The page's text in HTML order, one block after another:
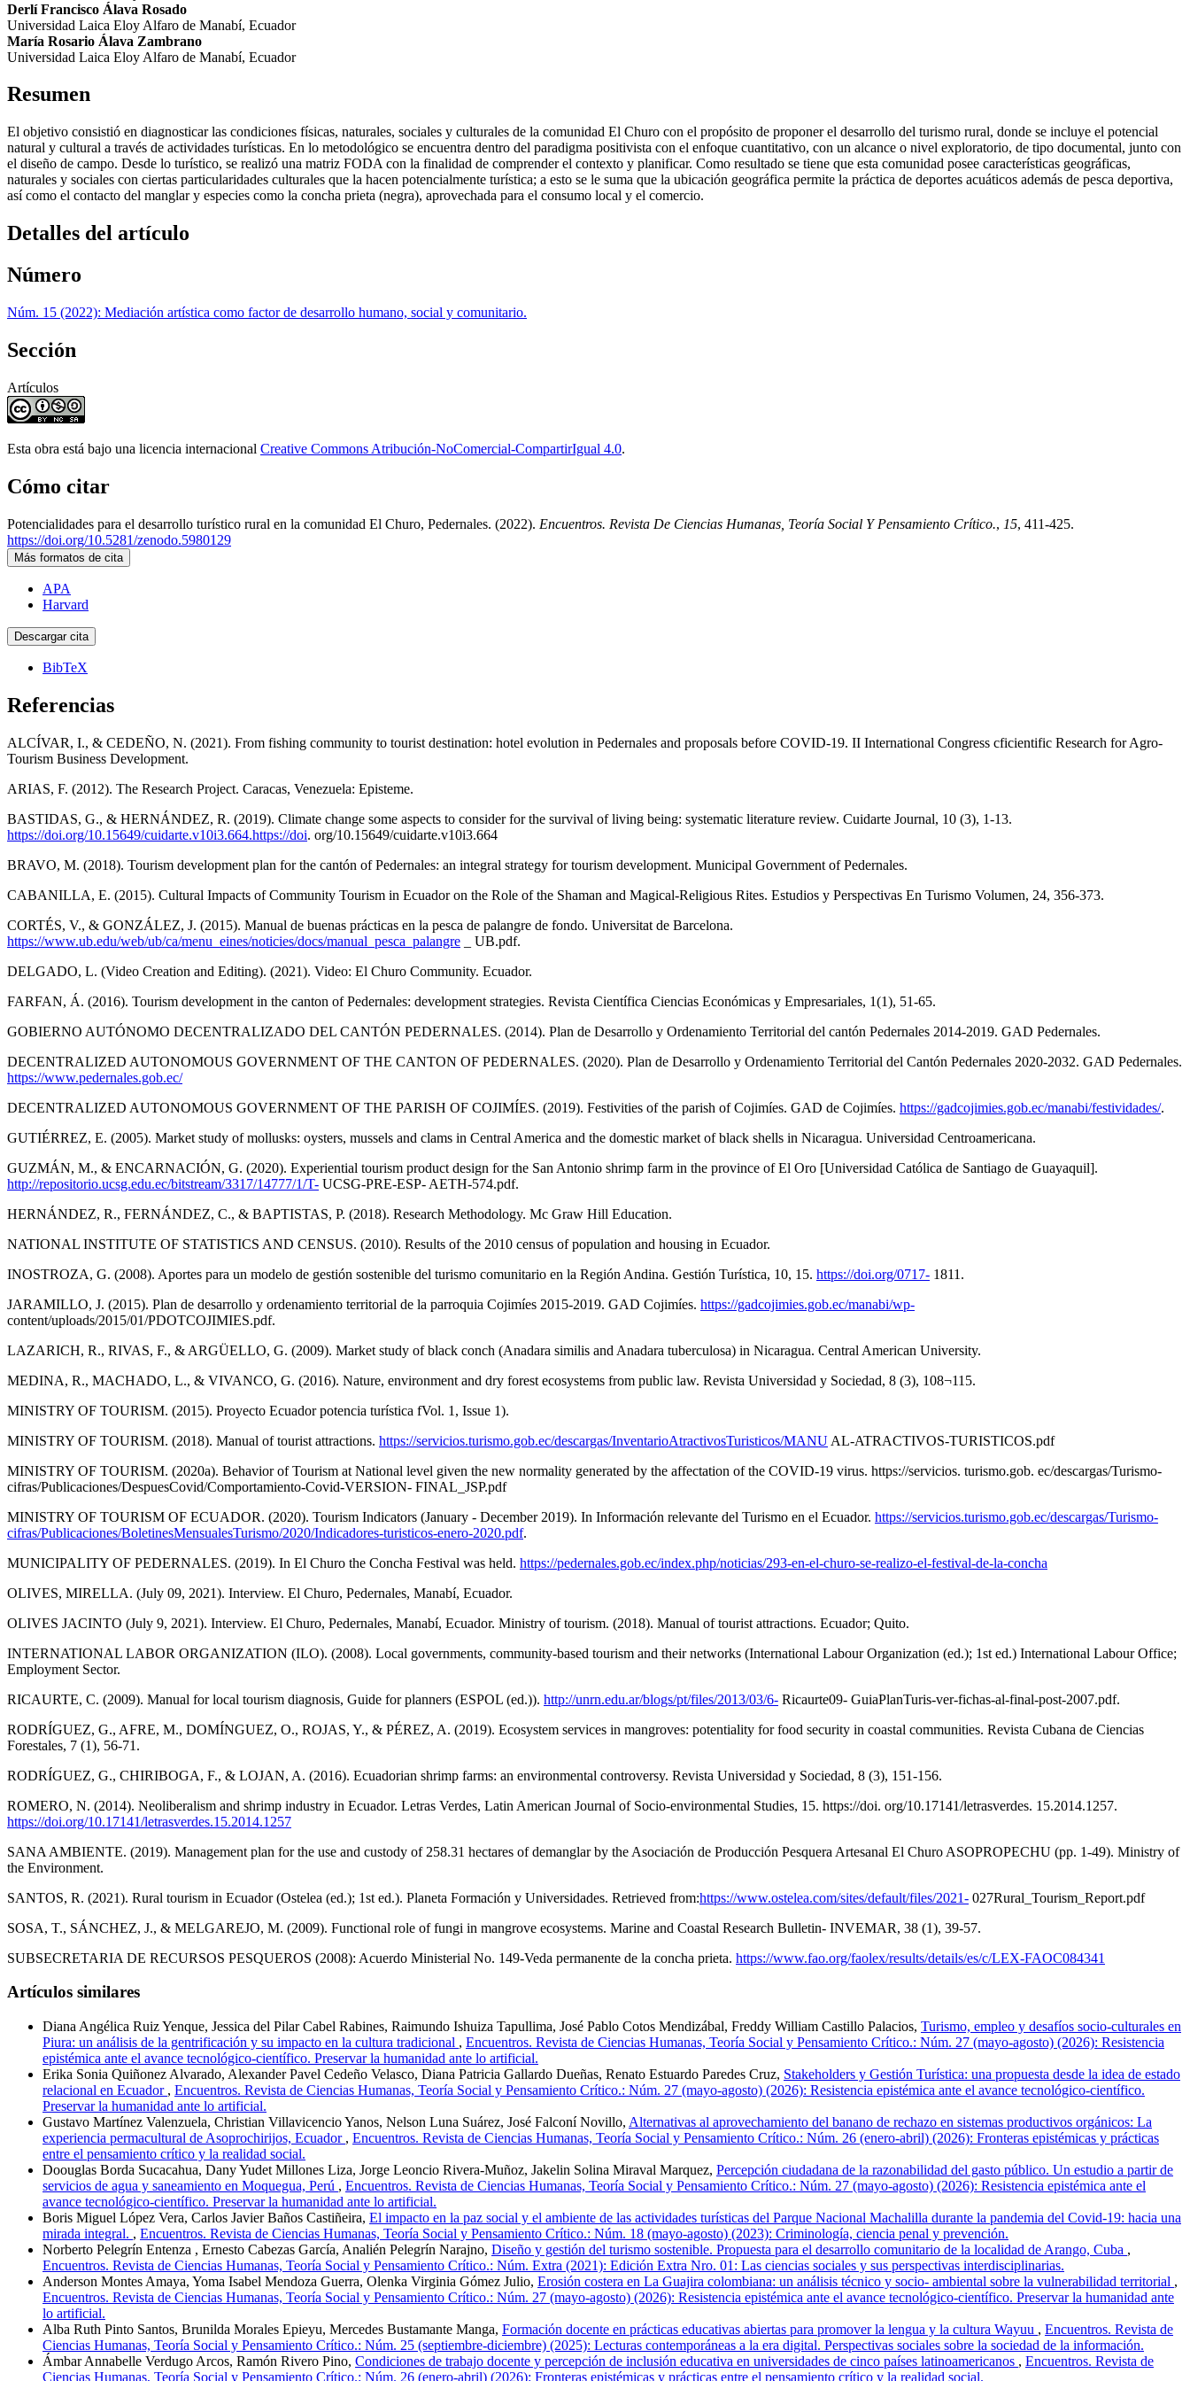
Derlí Francisco Álava Rosado
Universidad Laica Eloy Alfaro de Manabí, Ecuador
María Rosario Álava Zambrano
Universidad Laica Eloy Alfaro de Manabí, Ecuador
Resumen
El objetivo consistió en diagnosticar las condiciones físicas, naturales, sociales y culturales de la comunidad El Churo con el propósito de proponer el desarrollo del turismo rural, donde se incluye el potencial
natural y cultural a través de actividades turísticas. En lo metodológico se encuentra dentro del paradigma positivista con el enfoque cuantitativo, con un alcance o nivel exploratorio, de tipo documental, junto con
el diseño de campo. Desde lo turístico, se realizó una matriz FODA con la finalidad de comprender el contexto y planificar. Como resultado se tiene que esta comunidad posee características geográficas,
naturales y sociales con ciertas particularidades culturales que la hacen potencialmente turística; a esto se le suma que la ubicación geográfica permite la práctica de deportes acuáticos además de pesca deportiva,
así como el contacto del manglar y especies como la concha prieta (negra), aprovechada para el consumo local y el comercio.
Detalles del artículo
Número
Núm. 15 (2022): Mediación artística como factor de desarrollo humano, social y comunitario.
Sección
Artículos
Esta obra está bajo una licencia internacional Creative Commons Atribución-NoComercial-CompartirIgual 4.0.
Cómo citar
Potencialidades para el desarrollo turístico rural en la comunidad El Churo, Pedernales. (2022). Encuentros. Revista De Ciencias Humanas, Teoría Social Y Pensamiento Crítico., 15, 411-425.
https://doi.org/10.5281/zenodo.5980129
Más formatos de cita
APA
Harvard
Descargar cita
BibTeX
Referencias
ALCÍVAR, I., & CEDEÑO, N. (2021). From fishing community to tourist destination: hotel evolution in Pedernales and proposals before COVID-19. II International Congress cficientific Research for Agro-
Tourism Business Development.
ARIAS, F. (2012). The Research Project. Caracas, Venezuela: Episteme.
BASTIDAS, G., & HERNÁNDEZ, R. (2019). Climate change some aspects to consider for the survival of living being: systematic literature review. Cuidarte Journal, 10 (3), 1-13.
https://doi.org/10.15649/cuidarte.v10i3.664.https://doi. org/10.15649/cuidarte.v10i3.664
BRAVO, M. (2018). Tourism development plan for the cantón of Pedernales: an integral strategy for tourism development. Municipal Government of Pedernales.
CABANILLA, E. (2015). Cultural Impacts of Community Tourism in Ecuador on the Role of the Shaman and Magical-Religious Rites. Estudios y Perspectivas En Turismo Volumen, 24, 356-373.
CORTÉS, V., & GONZÁLEZ, J. (2015). Manual de buenas prácticas en la pesca de palangre de fondo. Universitat de Barcelona.
https://www.ub.edu/web/ub/ca/menu_eines/noticies/docs/manual_pesca_palangre _ UB.pdf.
DELGADO, L. (Video Creation and Editing). (2021). Video: El Churo Community. Ecuador.
FARFAN, Á. (2016). Tourism development in the canton of Pedernales: development strategies. Revista Científica Ciencias Económicas y Empresariales, 1(1), 51-65.
GOBIERNO AUTÓNOMO DECENTRALIZADO DEL CANTÓN PEDERNALES. (2014). Plan de Desarrollo y Ordenamiento Territorial del cantón Pedernales 2014-2019. GAD Pedernales.
DECENTRALIZED AUTONOMOUS GOVERNMENT OF THE CANTON OF PEDERNALES. (2020). Plan de Desarrollo y Ordenamiento Territorial del Cantón Pedernales 2020-2032. GAD Pedernales.
https://www.pedernales.gob.ec/
DECENTRALIZED AUTONOMOUS GOVERNMENT OF THE PARISH OF COJIMÍES. (2019). Festivities of the parish of Cojimíes. GAD de Cojimíes. https://gadcojimies.gob.ec/manabi/festividades/.
GUTIÉRREZ, E. (2005). Market study of mollusks: oysters, mussels and clams in Central America and the domestic market of black shells in Nicaragua. Universidad Centroamericana.
GUZMÁN, M., & ENCARNACIÓN, G. (2020). Experiential tourism product design for the San Antonio shrimp farm in the province of El Oro [Universidad Católica de Santiago de Guayaquil].
http://repositorio.ucsg.edu.ec/bitstream/3317/14777/1/T- UCSG-PRE-ESP- AETH-574.pdf.
HERNÁNDEZ, R., FERNÁNDEZ, C., & BAPTISTAS, P. (2018). Research Methodology. Mc Graw Hill Education.
NATIONAL INSTITUTE OF STATISTICS AND CENSUS. (2010). Results of the 2010 census of population and housing in Ecuador.
INOSTROZA, G. (2008). Aportes para un modelo de gestión sostenible del turismo comunitario en la Región Andina. Gestión Turística, 10, 15. https://doi.org/0717- 1811.
JARAMILLO, J. (2015). Plan de desarrollo y ordenamiento territorial de la parroquia Cojimíes 2015-2019. GAD Cojimíes. https://gadcojimies.gob.ec/manabi/wp-
content/uploads/2015/01/PDOTCOJIMIES.pdf.
LAZARICH, R., RIVAS, F., & ARGÜELLO, G. (2009). Market study of black conch (Anadara similis and Anadara tuberculosa) in Nicaragua. Central American University.
MEDINA, R., MACHADO, L., & VIVANCO, G. (2016). Nature, environment and dry forest ecosystems from public law. Revista Universidad y Sociedad, 8 (3), 108¬115.
MINISTRY OF TOURISM. (2015). Proyecto Ecuador potencia turística fVol. 1, Issue 1).
MINISTRY OF TOURISM. (2018). Manual of tourist attractions. https://servicios.turismo.gob.ec/descargas/InventarioAtractivosTuristicos/MANU AL-ATRACTIVOS-TURISTICOS.pdf
MINISTRY OF TOURISM. (2020a). Behavior of Tourism at National level given the new normality generated by the affectation of the COVID-19 virus. https://servicios. turismo.gob. ec/descargas/Turismo-
cifras/Publicaciones/DespuesCovid/Comportamiento-Covid-VERSION- FINAL_JSP.pdf
MINISTRY OF TOURISM OF ECUADOR. (2020). Tourism Indicators (January - December 2019). In Información relevante del Turismo en el Ecuador. https://servicios.turismo.gob.ec/descargas/Turismo-
cifras/Publicaciones/BoletinesMensualesTurismo/2020/Indicadores-turisticos-enero-2020.pdf.
MUNICIPALITY OF PEDERNALES. (2019). In El Churo the Concha Festival was held. https://pedernales.gob.ec/index.php/noticias/293-en-el-churo-se-realizo-el-festival-de-la-concha
OLIVES, MIRELLA. (July 09, 2021). Interview. El Churo, Pedernales, Manabí, Ecuador.
OLIVES JACINTO (July 9, 2021). Interview. El Churo, Pedernales, Manabí, Ecuador. Ministry of tourism. (2018). Manual of tourist attractions. Ecuador; Quito.
INTERNATIONAL LABOR ORGANIZATION (ILO). (2008). Local governments, community-based tourism and their networks (International Labour Organization (ed.); 1st ed.) International Labour Office;
Employment Sector.
RICAURTE, C. (2009). Manual for local tourism diagnosis, Guide for planners (ESPOL (ed.)). http://unrn.edu.ar/blogs/pt/files/2013/03/6- Ricaurte09- GuiaPlanTuris-ver-fichas-al-final-post-2007.pdf.
RODRÍGUEZ, G., AFRE, M., DOMÍNGUEZ, O., ROJAS, Y., & PÉREZ, A. (2019). Ecosystem services in mangroves: potentiality for food security in coastal communities. Revista Cubana de Ciencias
Forestales, 7 (1), 56-71.
RODRÍGUEZ, G., CHIRIBOGA, F., & LOJAN, A. (2016). Ecuadorian shrimp farms: an environmental controversy. Revista Universidad y Sociedad, 8 (3), 151-156.
ROMERO, N. (2014). Neoliberalism and shrimp industry in Ecuador. Letras Verdes, Latin American Journal of Socio-environmental Studies, 15. https://doi. org/10.17141/letrasverdes. 15.2014.1257.
https://doi.org/10.17141/letrasverdes.15.2014.1257
SANA AMBIENTE. (2019). Management plan for the use and custody of 258.31 hectares of demanglar by the Asociación de Producción Pesquera Artesanal El Churo ASOPROPECHU (pp. 1-49). Ministry of
the Environment.
SANTOS, R. (2021). Rural tourism in Ecuador (Ostelea (ed.); 1st ed.). Planeta Formación y Universidades. Retrieved from:https://www.ostelea.com/sites/default/files/2021- 027Rural_Tourism_Report.pdf
SOSA, T., SÁNCHEZ, J., & MELGAREJO, M. (2009). Functional role of fungi in mangrove ecosystems. Marine and Coastal Research Bulletin- INVEMAR, 38 (1), 39-57.
SUBSECRETARIA DE RECURSOS PESQUEROS (2008): Acuerdo Ministerial No. 149-Veda permanente de la concha prieta. https://www.fao.org/faolex/results/details/es/c/LEX-FAOC084341
Artículos similares
Diana Angélica Ruiz Yenque, Jessica del Pilar Cabel Rabines, Raimundo Ishuiza Tapullima, José Pablo Cotos Mendizábal, Freddy William Castillo Palacios, Turismo, empleo y desafíos socio-culturales en
Piura: un análisis de la gentrificación y su impacto en la cultura tradicional , Encuentros. Revista de Ciencias Humanas, Teoría Social y Pensamiento Crítico.: Núm. 27 (mayo-agosto) (2026): Resistencia
epistémica ante el avance tecnológico-científico. Preservar la humanidad ante lo artificial.
Erika Sonia Quiñonez Alvarado, Alexander Pavel Cedeño Velasco, Diana Patricia Gallardo Dueñas, Renato Estuardo Paredes Cruz, Stakeholders y Gestión Turística: una propuesta desde la idea de estado
relacional en Ecuador , Encuentros. Revista de Ciencias Humanas, Teoría Social y Pensamiento Crítico.: Núm. 27 (mayo-agosto) (2026): Resistencia epistémica ante el avance tecnológico-científico.
Preservar la humanidad ante lo artificial.
Gustavo Martínez Valenzuela, Christian Villavicencio Yanos, Nelson Luna Suárez, José Falconí Novillo, Alternativas al aprovechamiento del banano de rechazo en sistemas productivos orgánicos: La
experiencia permacultural de Asoprochirijos, Ecuador , Encuentros. Revista de Ciencias Humanas, Teoría Social y Pensamiento Crítico.: Núm. 26 (enero-abril) (2026): Fronteras epistémicas y prácticas
entre el pensamiento crítico y la realidad social.
Doouglas Borda Sucacahua, Dany Yudet Millones Liza, Jorge Leoncio Rivera-Muñoz, Jakelin Solina Miraval Marquez, Percepción ciudadana de la razonabilidad del gasto público. Un estudio a partir de
servicios de agua y saneamiento en Moquegua, Perú , Encuentros. Revista de Ciencias Humanas, Teoría Social y Pensamiento Crítico.: Núm. 27 (mayo-agosto) (2026): Resistencia epistémica ante el
avance tecnológico-científico. Preservar la humanidad ante lo artificial.
Boris Miguel López Vera, Carlos Javier Baños Castiñeira, El impacto en la paz social y el ambiente de las actividades turísticas del Parque Nacional Machalilla durante la pandemia del Covid-19: hacia una
mirada integral. , Encuentros. Revista de Ciencias Humanas, Teoría Social y Pensamiento Crítico.: Núm. 18 (mayo-agosto) (2023): Criminología, ciencia penal y prevención.
Norberto Pelegrín Entenza , Ernesto Cabezas García, Analién Pelegrín Narajno, Diseño y gestión del turismo sostenible. Propuesta para el desarrollo comunitario de la localidad de Arango, Cuba ,
Encuentros. Revista de Ciencias Humanas, Teoría Social y Pensamiento Crítico.: Núm. Extra (2021): Edición Extra Nro. 01: Las ciencias sociales y sus perspectivas interdisciplinarias.
Anderson Montes Amaya, Yoma Isabel Mendoza Guerra, Olenka Virginia Gómez Julio, Erosión costera en La Guajira colombiana: un análisis técnico y socio- ambiental sobre la vulnerabilidad territorial ,
Encuentros. Revista de Ciencias Humanas, Teoría Social y Pensamiento Crítico.: Núm. 27 (mayo-agosto) (2026): Resistencia epistémica ante el avance tecnológico-científico. Preservar la humanidad ante
lo artificial.
Alba Ruth Pinto Santos, Brunilda Morales Epieyu, Mercedes Bustamante Manga, Formación docente en prácticas educativas abiertas para promover la lengua y la cultura Wayuu , Encuentros. Revista de
Ciencias Humanas, Teoría Social y Pensamiento Crítico.: Núm. 25 (septiembre-diciembre) (2025): Lecturas contemporáneas a la era digital. Perspectivas sociales sobre la sociedad de la información.
Ámbar Annabelle Verdugo Arcos, Ramón Rivero Pino, Condiciones de trabajo docente y percepción de inclusión educativa en universidades de cinco países latinoamericanos , Encuentros. Revista de
Ciencias Humanas, Teoría Social y Pensamiento Crítico.: Núm. 26 (enero-abril) (2026): Fronteras epistémicas y prácticas entre el pensamiento crítico y la realidad social.